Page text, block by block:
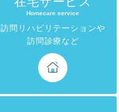
Homecare service
訪問リハビリテーションや
訪問診療など